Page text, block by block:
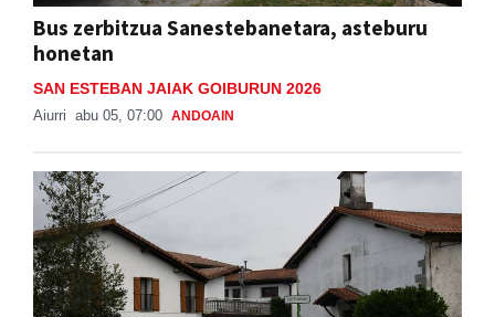
Bus zerbitzua Sanestebanetara, asteburu
honetan
SAN ESTEBAN JAIAK GOIBURUN 2026
Aiurri abu 05, 07:00 ANDOAIN